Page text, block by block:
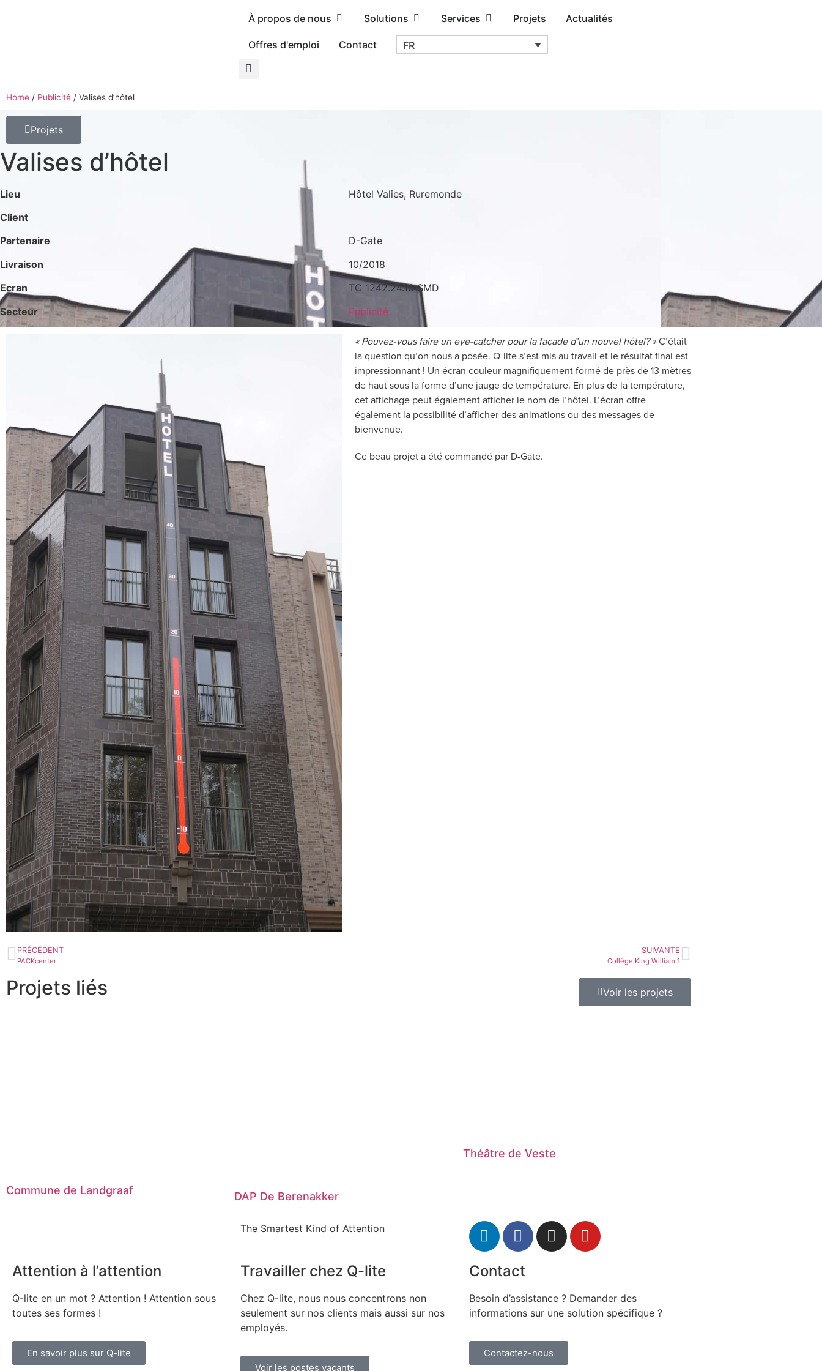
À propos de nous Solutions Services Projets Actualités
Offres d'emploi Contact FR
Home / Publicité / Valises d’hôtel
Projets
Valises d’hôtel
Lieu
Hôtel Valies, Ruremonde
Client
Partenaire
D-Gate
Livraison
10/2018
Ecran
TC 1242.24.10 SMD
Secteur
Publicité
« Pouvez-vous faire un eye-catcher pour la façade d’un nouvel hôtel? »C’était
la question qu’on nous a posée. Q-lite s’est mis au travail et le résultat final est
impressionnant ! Un écran couleur magnifiquement formé de près de 13 mètres
de haut sous la forme d’une jauge de température. En plus de la température,
cet affichage peut également afficher le nom de l’hôtel. L’écran offre
également la possibilité d’afficher des animations ou des messages de
bienvenue.
Ce beau projet a été commandé par D-Gate.
PRÉCÉDENT
PACKcenter
SUIVANTE
Collège King William 1
Projets liés Voir les projets
Commune de Landgraaf DAP De Berenakker
Théâtre de Veste
The Smartest Kind of Attention
Attention à l’attention
Q-lite en un mot ? Attention ! Attention sous
toutes ses formes !
En savoir plus sur Q-lite
Travailler chez Q-lite
Chez Q-lite, nous nous concentrons non
seulement sur nos clients mais aussi sur nos
employés.
Voir les postes vacants
Contact
Besoin d’assistance ? Demander des
informations sur une solution spécifique ?
Contactez-nous